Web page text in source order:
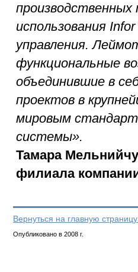
использования
управления.
функциональные
объединившие в
проектов в
мировым
системы».
Тамара
филиала
Вернуться на главную
Опубликовано в 2008 г.